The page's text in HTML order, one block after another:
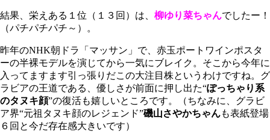
結果、栄えある１位（１３回）は、 柳ゆり菜ちゃんでしたー！
（パチパチパチ～）。
昨年のNHK朝ドラ「マッサン」で、赤玉ポートワインポスタ
ーの半裸モデルを演じてから一気にブレイク。そこから今年に
入ってますます引っ張りだこの大注目株というわけですね。グ
ラビアの王道である、優しさが前面に押し出た“ぽっちゃり系
のタヌキ顔”の復活も嬉しいところです。（ちなみに、グラビ
ア界“元祖タヌキ顔のレジェンド”磯山さやかちゃんも表紙登場
６回と今だ存在感大きいです）